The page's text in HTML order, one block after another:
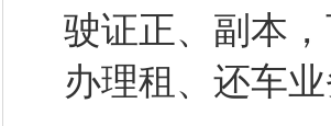
驶证正、副本
办理租、还车